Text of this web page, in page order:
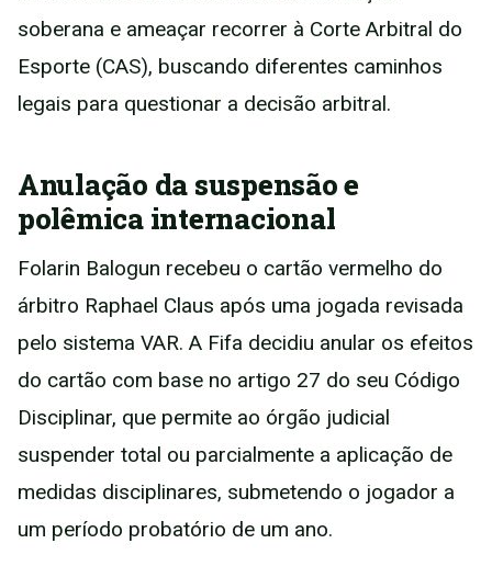
soberana e ameaçar recorrer à Corte Arbitral do
Esporte (CAS), buscando diferentes caminhos
legais para questionar a decisão arbitral.
Anulação da suspensão e
polêmica internacional
Folarin Balogun recebeu o cartão vermelho do
árbitro Raphael Claus após uma jogada revisada
pelo sistema VAR. A Fifa decidiu anular os efeitos
do cartão com base no artigo 27 do seu Código
Disciplinar, que permite ao órgão judicial
suspender total ou parcialmente a aplicação de
medidas disciplinares, submetendo o jogador a
um período probatório de um ano.